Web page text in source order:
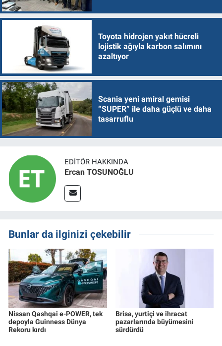
Toyota hidrojen yakıt hücreli
lojistik ağıyla karbon salımını
azaltıyor
Scania yeni amiral gemisi
“SUPER” ile daha güçlü ve daha
tasarruflu
EDITÖR HAKKINDA
Ercan TOSUNOĞLU
Bunlar da ilginizi çekebilir
Nissan Qashqai e-POWER, tek
depoyla Guinness Dünya
Rekoru kırdı
Brisa, yurtiçi ve ihracat
pazarlarında büyümesini
sürdürdü